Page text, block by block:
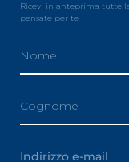
Ricevi in anteprima tutte
pensate per te